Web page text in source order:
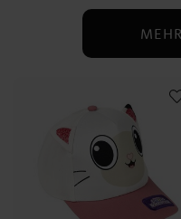
Charakteren verziert sind,
Luftballons,
spielerische und
Für kleine Bäcker
Muffinförmchen und
perfekt für fantasievolle
Eine Gabby’s Dollhouse-
kreative Aktivität.